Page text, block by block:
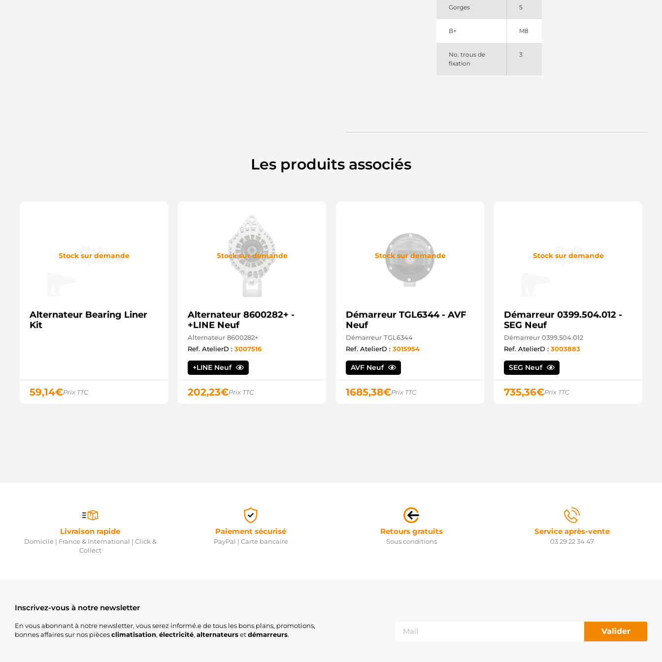
Gorges 5
B+ M8
No. trous de
fixation
3
Les produits associés
Stock sur demande
Alternateur Bearing Liner
Kit
59,14€Prix TTC
Stock sur demande
Alternateur 8600282+ -
+LINE Neuf
Alternateur 8600282+
Ref. AtelierD : 3007516
+LINE Neuf
202,23€Prix TTC
Stock sur demande
Démarreur TGL6344 - AVF
Neuf
Démarreur TGL6344
Ref. AtelierD : 3015954
AVF Neuf
1685,38€Prix TTC
Stock sur demande
Démarreur 0399.504.012 -
SEG Neuf
Démarreur 0399.504.012
Ref. AtelierD : 3003883
SEG Neuf
735,36€Prix TTC
Livraison rapide
Domicile | France & International | Click &
Collect
Paiement sécurisé
PayPal | Carte bancaire
Retours gratuits
Sous conditions
Service après-vente
03 29 22 34 47
Inscrivez-vous à notre newsletter
En vous abonnant à notre newsletter, vous serez informé.e de tous les bons plans, promotions,
bonnes affaires sur nos piècesclimatisation, électricité, alternateursetdémarreurs. Valider